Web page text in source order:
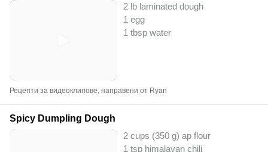
2 lb laminated dough
1 egg
1 tbsp water
Рецепти за видеоклипове, направени от Ryan
Spicy Dumpling Dough
2 cups (350 g) ap flour
1 tsp himalayan chili